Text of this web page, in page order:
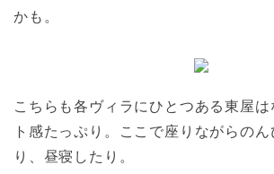
かも。
こちらも各ヴィラにひとつある東屋は
ト感たっぷり。ここで座りながらの
り、昼寝したり。